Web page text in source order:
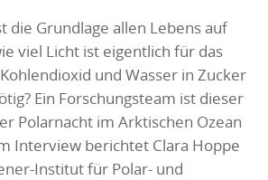
die Grundlage allen Lebens auf
viel Licht ist eigentlich für das
und Wasser in Zucker
Ein Forschungsteam ist dieser
Polarnacht im Arktischen Ozean
Interview berichtet Clara Hoppe
Institut für Polar- und